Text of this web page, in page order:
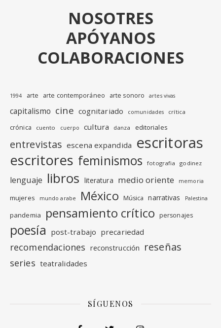
NOSOTRES
APÓYANOS
COLABORACIONES
1994 arte arte contemporáneo arte sonoro artes vivas
capitalismo cine cognitariado comunidades crítica
crónica cuento cuerpo cultura danza editoriales
entrevistas escena expandida escritoras
escritores feminismos fotografia godinez
lenguaje libros literatura medio oriente memoria
mujeres mundo arabe México Música narrativas Palestina
pandemia pensamiento crítico personajes
poesía post-trabajo precariedad
recomendaciones reconstrucción reseñas
series teatralidades
SÍGUENOS